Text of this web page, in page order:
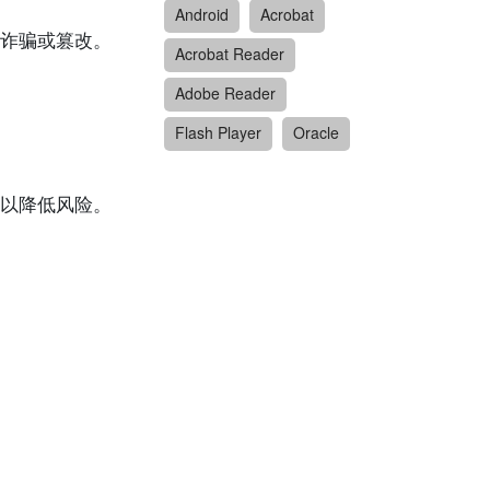
骗或篡改。
降低风险。
Android
Acrobat
Acrobat Reader
Adobe Reader
Flash Player
Oracle